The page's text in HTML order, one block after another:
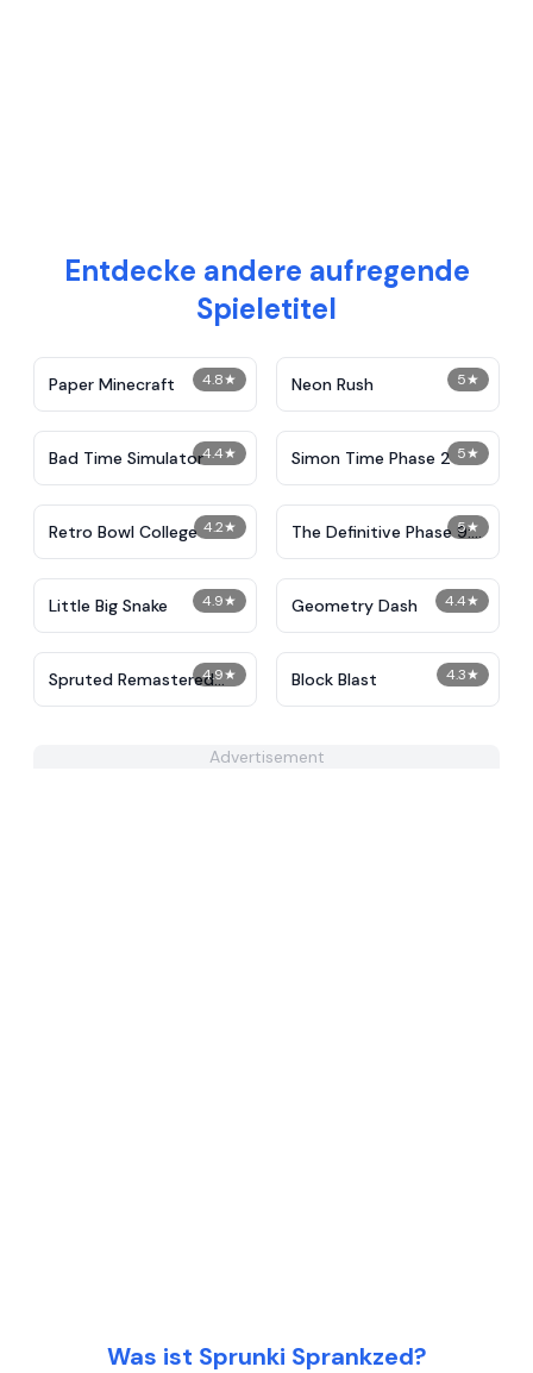
Entdecke andere aufregende
Spieletitel
4.8★
Paper Minecraft 5★
Neon Rush
4.4★
Bad Time Simulator 5★
Simon Time Phase 2
4.2★
Retro Bowl College 5★
The Definitive Phase 9:
Demolition
4.9★
Little Big Snake 4.4★
Geometry Dash
4.9★
Spruted Remastered
Alternative Phase 2
4.3★
Block Blast
Advertisement
Was ist Sprunki Sprankzed?